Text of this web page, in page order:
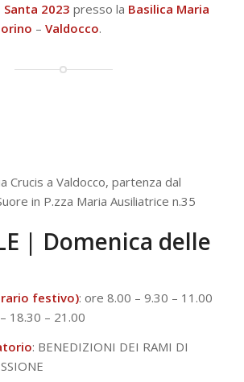
2023 presso la Basilica Maria
– Valdocco.
Crucis a Valdocco, partenza dal
in P.zza Maria Ausiliatrice n.35
| Domenica delle
festivo): ore 8.00 – 9.30 – 11.00
18.30 – 21.00
: BENEDIZIONI DEI RAMI DI